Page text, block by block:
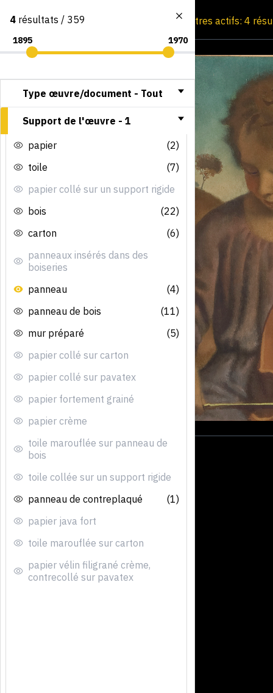
Consultation par image Filtres actifs: 4
4 résultats / 359
Type œuvre/document - Tout
Support de l'œuvre - 1
papier
(2)
toile
(7)
papier collé sur un support rigide
bois
(22)
carton
(6)
panneaux insérés dans des
boiseries
panneau
(4)
panneau de bois
(11)
mur préparé
(5)
papier collé sur carton
papier collé sur pavatex
papier fortement grainé
papier crème
toile marouflée sur panneau de
bois
toile collée sur un support rigide
panneau de contreplaqué
(1)
papier java fort
toile marouflée sur carton
papier vélin filigrané crème,
contrecollé sur pavatex